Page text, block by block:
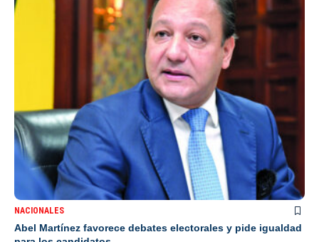
NACIONALES
Abel Martínez favorece debates electorales y pide igualdad